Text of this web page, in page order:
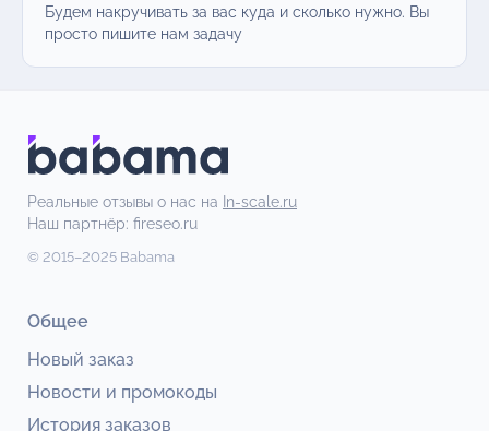
Будем накручивать за вас куда и сколько нужно. Вы
просто пишите нам задачу
Реальные отзывы о нас на In-scale.ru
Наш партнёр: fireseo.ru
© 2015–2025 Babama
Общее
Новый заказ
Новости и промокоды
История заказов